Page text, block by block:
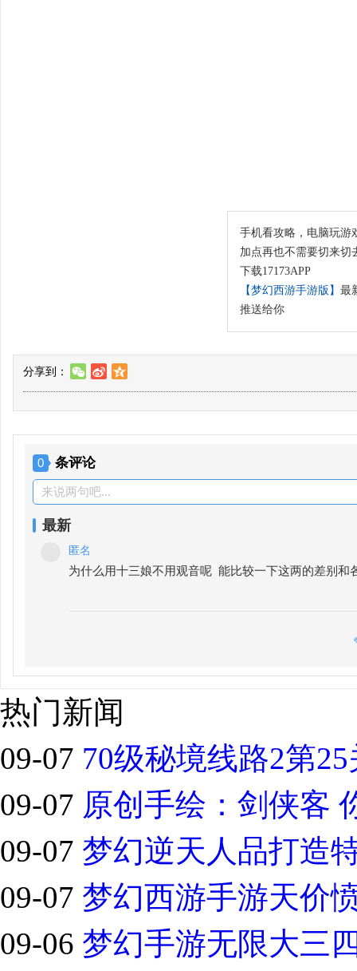
手机看攻略，电脑玩游
加点再也不需要切来切
下载17173APP
【梦幻西游手游版】 最
推送给你
分享到： w t z
0 条评论
来说两句吧...
最新
匿名
为什么用十三娘不用观音呢  能比较一下这两的差别和
热门新闻
09-07 70级秘境线路2第
09-07 原创手绘：剑侠客
09-07 梦幻逆天人品打造
09-07 梦幻西游手游天价
09-06 梦幻手游无限大三